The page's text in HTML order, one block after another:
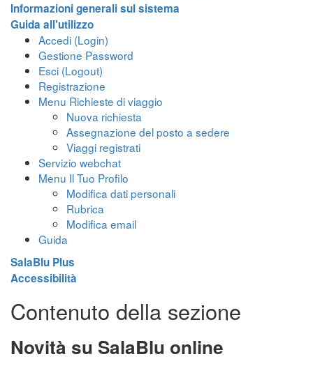
Informazioni generali sul sistema
Guida all'utilizzo
Accedi (Login)
Gestione Password
Esci (Logout)
Registrazione
Menu Richieste di viaggio
Nuova richiesta
Assegnazione del posto a sedere
Viaggi registrati
Servizio webchat
Menu Il Tuo Profilo
Modifica dati personali
Rubrica
Modifica email
Guida
SalaBlu Plus
Accessibilità
Contenuto della sezione
Novità su SalaBlu online